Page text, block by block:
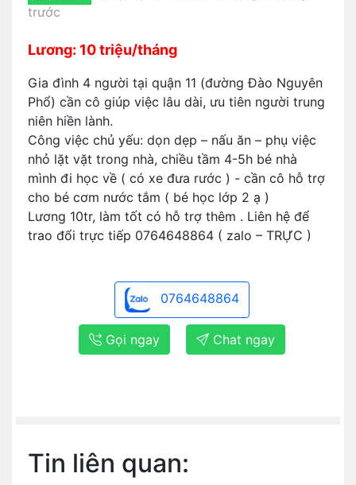
trước
Lương: 10 triệu/tháng
Gia đình 4 người tại quận 11 (đường Đào Nguyên
Phổ) cần cô giúp việc lâu dài, ưu tiên người trung
niên hiền lành.
Công việc chủ yếu: dọn dẹp – nấu ăn – phụ việc
nhỏ lặt vặt trong nhà, chiều tầm 4-5h bé nhà
mình đi học về ( có xe đưa rước ) - cần cô hỗ trợ
cho bé cơm nước tắm ( bé học lớp 2 ạ )
Lương 10tr, làm tốt có hỗ trợ thêm . Liên hệ để
trao đổi trực tiếp 0764648864 ( zalo – TRỰC )
0764648864
Gọi ngay Chat ngay
Tin liên quan: